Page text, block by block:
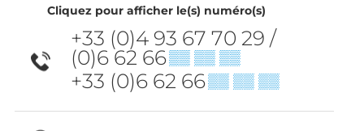
Cliquez pour afficher le(s) numéro(s)
+33 (0)4 93 67 70 29 /
(0)6 62 66▒▒ ▒▒ ▒▒
+33 (0)6 62 66▒▒ ▒▒ ▒▒